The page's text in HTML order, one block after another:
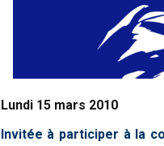
Lundi 15 mars 2010
Invitée à participer à la